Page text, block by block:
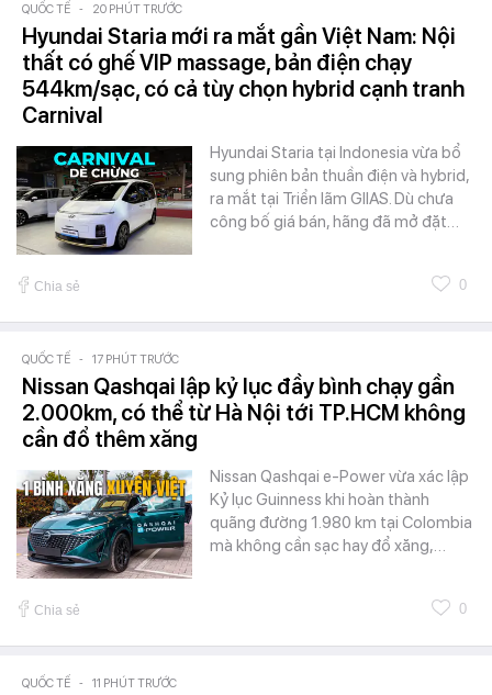
QUỐC TẾ - 20 PHÚT TRƯỚC
Hyundai Staria mới ra mắt gần Việt Nam: Nội
thất có ghế VIP massage, bản điện chạy
544km/sạc, có cả tùy chọn hybrid cạnh tranh
Carnival
Hyundai Staria tại Indonesia vừa bổ
sung phiên bản thuần điện và hybrid,
ra mắt tại Triển lãm GIIAS. Dù chưa
công bố giá bán, hãng đã mở đặt…
Chia sẻ 0
QUỐC TẾ - 17 PHÚT TRƯỚC
Nissan Qashqai lập kỷ lục đầy bình chạy gần
2.000km, có thể từ Hà Nội tới TP.HCM không
cần đổ thêm xăng
Nissan Qashqai e-Power vừa xác lập
Kỷ lục Guinness khi hoàn thành
quãng đường 1.980 km tại Colombia
mà không cần sạc hay đổ xăng,…
Chia sẻ 0
QUỐC TẾ - 11 PHÚT TRƯỚC